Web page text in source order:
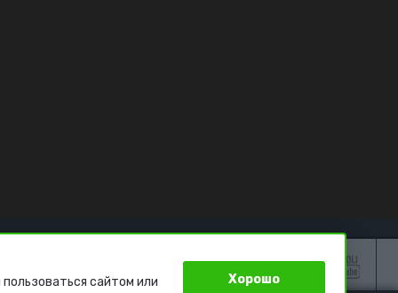
сайтом или
Хорошо